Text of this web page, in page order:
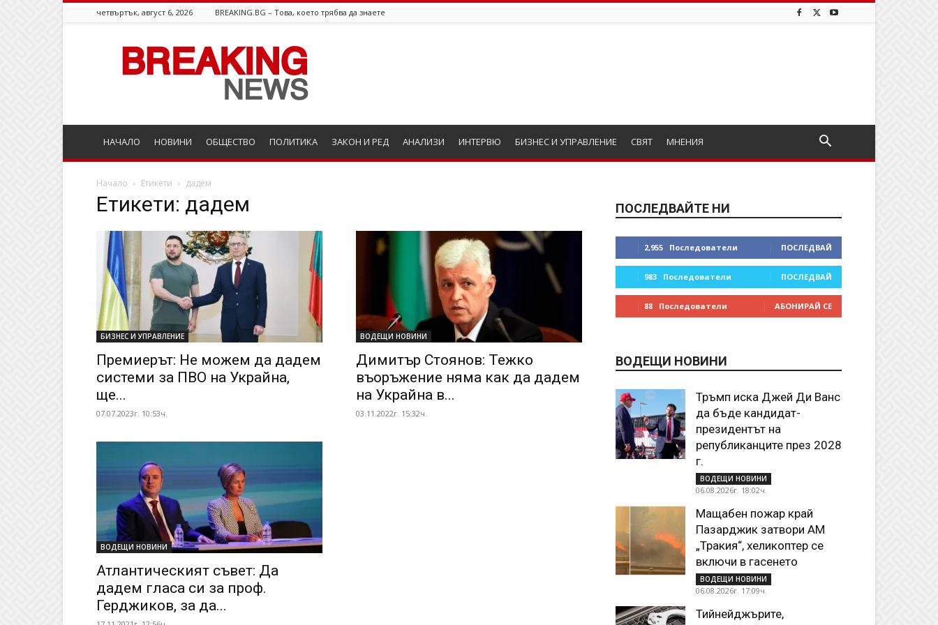
четвъртък, август 6, 2026 BREAKING.BG – Това, което трябва да знаете
Breaking.bg
НАЧАЛО НОВИНИ ОБЩЕСТВО ПОЛИТИКА ЗАКОН И РЕД АНАЛИЗИ ИНТЕРВЮ БИЗНЕС И УПРАВЛЕНИЕ СВЯТ МНЕНИЯ
Начало Етикети дадем
Етикети: дадем
БИЗНЕС И УПРАВЛЕНИЕ
Премиерът: Не можем да дадем
системи за ПВО на Украйна,
ще...
07.07.2023г. 10:53ч.
ВОДЕЩИ НОВИНИ
Димитър Стоянов: Тежко
въоръжение няма как да дадем
на Украйна в...
03.11.2022г. 15:32ч.
ВОДЕЩИ НОВИНИ
Атлантическият съвет: Да
дадем гласа си за проф.
Герджиков, за да...
ПОСЛЕДВАЙТЕ НИ
2,955 Последователи ПОСЛЕДВАЙ
983 Последователи ПОСЛЕДВАЙ
88 Последователи АБОНИРАЙ СЕ
ВОДЕЩИ НОВИНИ
Тръмп иска Джей Ди Ванс
да бъде кандидат-
президентът на
републиканците през 2028
г.
ВОДЕЩИ НОВИНИ
06.08.2026г. 18:02ч.
Мащабен пожар край
Пазарджик затвори АМ
„Тракия“, хеликоптер се
включи в гасенето
ВОДЕЩИ НОВИНИ
06.08.2026г. 17:09ч.
Тийнейджърите,